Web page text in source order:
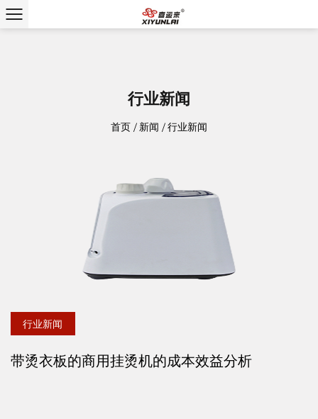
行业新闻
首页 / 新闻 /行业新闻
行业新闻
带烫衣板的商用挂烫机的成本效益分析